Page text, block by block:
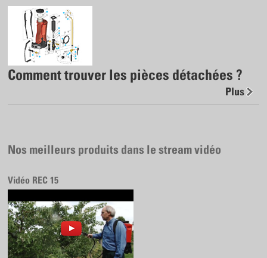
Comment trouver les pièces détachées ?
Plus
Nos meilleurs produits dans le stream vidéo
Vidéo REC 15